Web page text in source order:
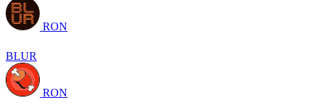
RON
BLUR
RON